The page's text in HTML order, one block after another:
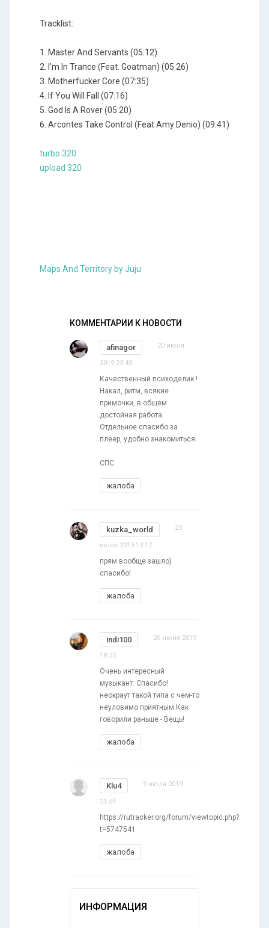
Tracklist:
1. Master And Servants (05:12)
2. I'm In Trance (Feat. Goatman) (05:26)
3. Motherfucker Core (07:35)
4. If You Will Fall (07:16)
5. God Is A Rover (05:20)
6. Arcontes Take Control (Feat Amy Denio) (09:41)
turbo 320
upload 320
Maps And Territory by Juju
КОММЕНТАРИИ К НОВОСТИ
afinagor 20 июня
2019 23:40
Качественный психоделик !
Накал, ритм, всякие
примочки, в общем
достойная работа.
Отдельное спасибо за
плеер, удобно знакомиться.
CПС
жалоба
kuzka_world 23
июня 2019 13:12
прям вообще зашло)
спасибо!
жалоба
indi100 26 июня 2019
18:25
Очень интересный
музыкант. Спасибо!
неокраут такой типа с чем-то
неуловимо приятным.Как
говорили раньше - Вещь!
жалоба
Klu4 9 июля 2019
21:54
https://rutracker.org/forum/viewtopic.php?
t=5747541
жалоба
ИНФОРМАЦИЯ